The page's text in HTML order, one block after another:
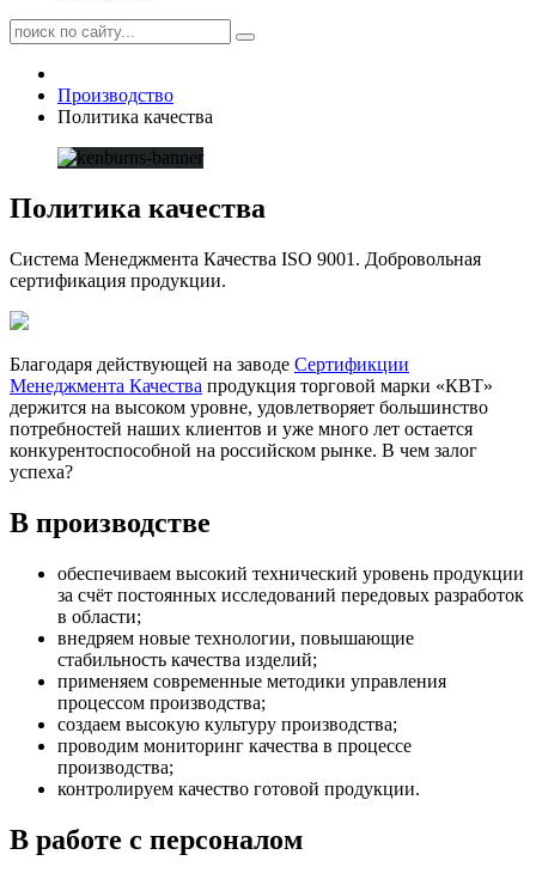
Производство
Политика качества
Политика качества
Система Менеджмента Качества ISO 9001. Добровольная
сертификация продукции.
Благодаря действующей на заводе Сертификции
Менеджмента Качества продукция торговой марки «КВТ»
держится на высоком уровне, удовлетворяет большинство
потребностей наших клиентов и уже много лет остается
конкурентоспособной на российском рынке. В чем залог
успеха?
В производстве
обеспечиваем высокий технический уровень продукции
за счёт постоянных исследований передовых разработок
в области;
внедряем новые технологии, повышающие
стабильность качества изделий;
применяем современные методики управления
процессом производства;
создаем высокую культуру производства;
проводим мониторинг качества в процессе
производства;
контролируем качество готовой продукции.
В работе с персоналом